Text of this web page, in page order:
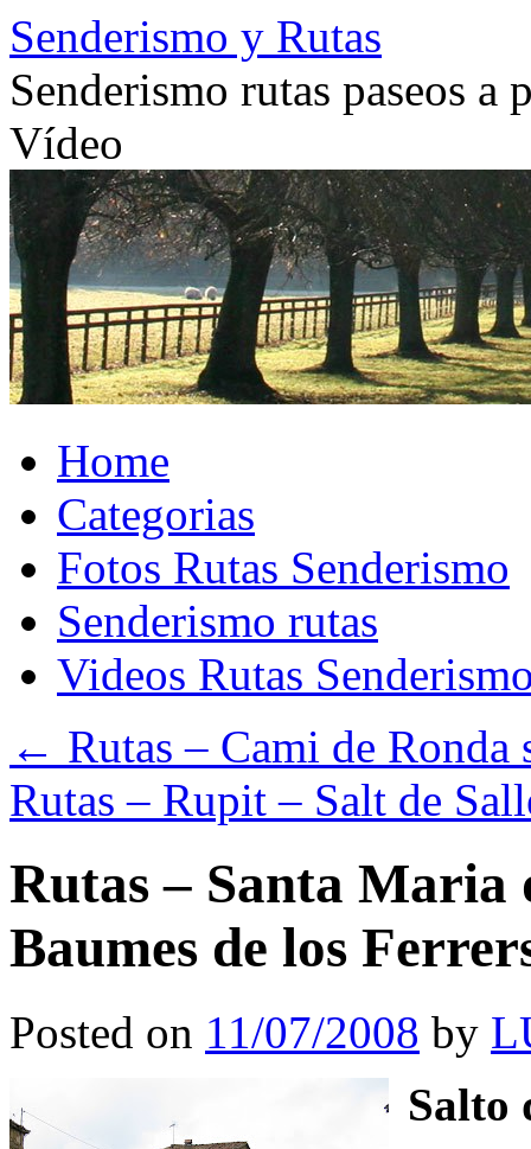
Skip
to
content
Senderismo y Rutas
Senderismo rutas paseos
Vídeo
Home
Categorias
Fotos Rutas Senderismo
Senderismo rutas
Videos Rutas
← Rutas – Cami de Ronda
Rutas – Rupit – Salt de
Rutas – Santa Maria
Baumes de los
Posted on 11/07/2008 by
Salto